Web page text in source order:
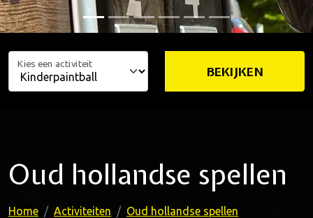
Kies een activiteit BEKIJKEN
Oud hollandse spellen
Home Activiteiten
Oud hollandse spellen